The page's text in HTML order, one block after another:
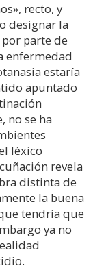
recto, y
designar la
parte de
enfermedad
estaría
apuntado
no se ha
léxico
revela
distinta de
la buena
tendría que
ya no